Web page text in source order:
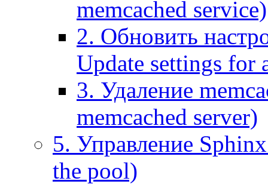
memcached service)
2. Обновить
Update settings for
3. Удаление
memcached server)
5. Управление
the pool)